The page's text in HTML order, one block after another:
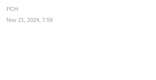
PCH
Nov 21, 2024, 7:59